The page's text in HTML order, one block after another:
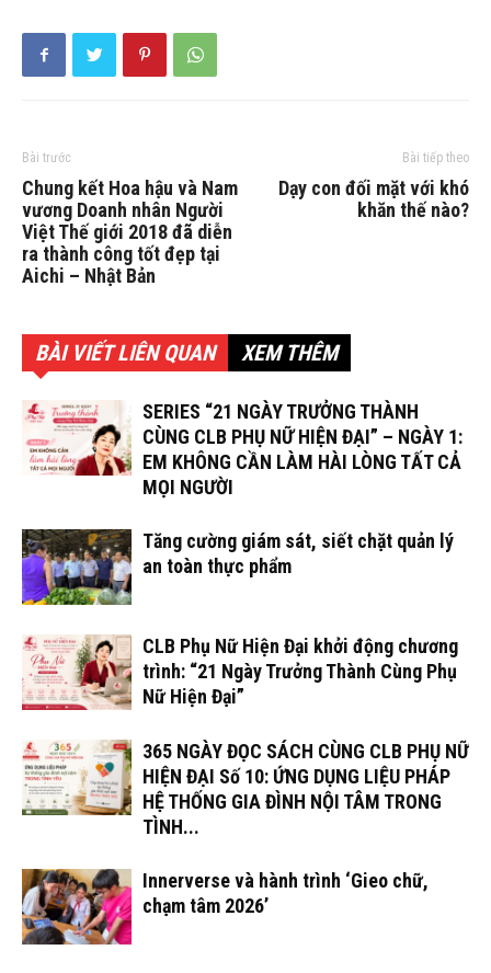
Bài trước
Chung kết Hoa hậu và Nam
vương Doanh nhân Người
Việt Thế giới 2018 đã diễn
ra thành công tốt đẹp tại
Aichi – Nhật Bản
Bài tiếp theo
Dạy con đối mặt với khó
khăn thế nào?
BÀI VIẾT LIÊN QUAN XEM THÊM
SERIES “21 NGÀY TRƯỞNG THÀNH
CÙNG CLB PHỤ NỮ HIỆN ĐẠI” – NGÀY 1:
EM KHÔNG CẦN LÀM HÀI LÒNG TẤT CẢ
MỌI NGƯỜI
Tăng cường giám sát, siết chặt quản lý
an toàn thực phẩm
CLB Phụ Nữ Hiện Đại khởi động chương
trình: “21 Ngày Trưởng Thành Cùng Phụ
Nữ Hiện Đại”
365 NGÀY ĐỌC SÁCH CÙNG CLB PHỤ NỮ
HIỆN ĐẠI Số 10: ỨNG DỤNG LIỆU PHÁP
HỆ THỐNG GIA ĐÌNH NỘI TÂM TRONG
TÌNH...
Innerverse và hành trình ‘Gieo chữ,
chạm tâm 2026’